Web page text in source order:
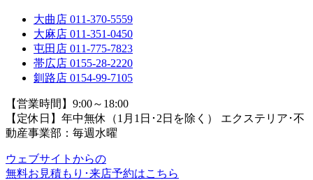
大曲店 011-370-5559
大麻店 011-351-0450
屯田店 011-775-7823
帯広店 0155-28-2220
釧路店 0154-99-7105
【営業時間】9:00～18:00
【定休日】年中無休（1月1日･2日を除く） エクステリア･不
動産事業部：毎週水曜
ウェブサイトからの
無料お見積もり･来店予約はこちら